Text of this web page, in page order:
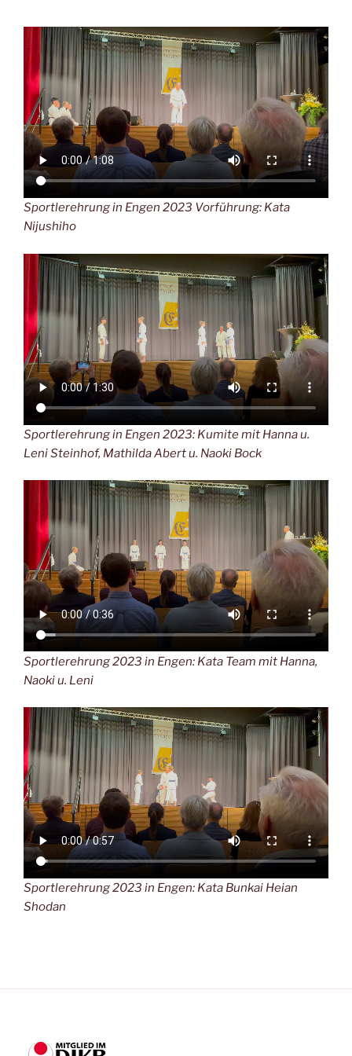
Sportlerehrung in Engen 2023 Vorführung: Kata
Nijushiho
Sportlerehrung in Engen 2023: Kumite mit Hanna u.
Leni Steinhof, Mathilda Abert u. Naoki Bock
Sportlerehrung 2023 in Engen: Kata Team mit Hanna,
Naoki u. Leni
Sportlerehrung 2023 in Engen: Kata Bunkai Heian
Shodan